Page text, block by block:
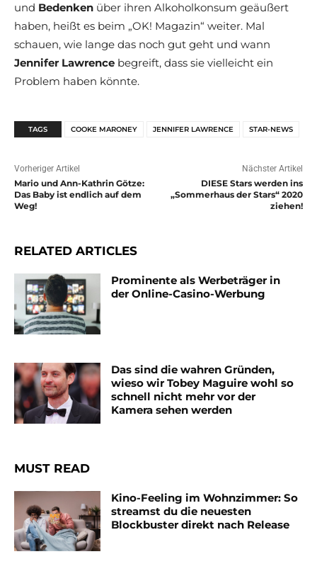
und Bedenken über ihren Alkoholkonsum geäußert
haben, heißt es beim „OK! Magazin“ weiter. Mal
schauen, wie lange das noch gut geht und wann
Jennifer Lawrence begreift, dass sie vielleicht ein
Problem haben könnte.
TAGS COOKE MARONEY JENNIFER LAWRENCE STAR-NEWS
Vorheriger Artikel
Mario und Ann-Kathrin Götze:
Das Baby ist endlich auf dem
Weg!
Nächster Artikel
DIESE Stars werden ins
„Sommerhaus der Stars“ 2020
ziehen!
RELATED ARTICLES
Prominente als Werbeträger in
der Online-Casino-Werbung
Das sind die wahren Gründen,
wieso wir Tobey Maguire wohl so
schnell nicht mehr vor der
Kamera sehen werden
MUST READ
Kino-Feeling im Wohnzimmer: So
streamst du die neuesten
Blockbuster direkt nach Release